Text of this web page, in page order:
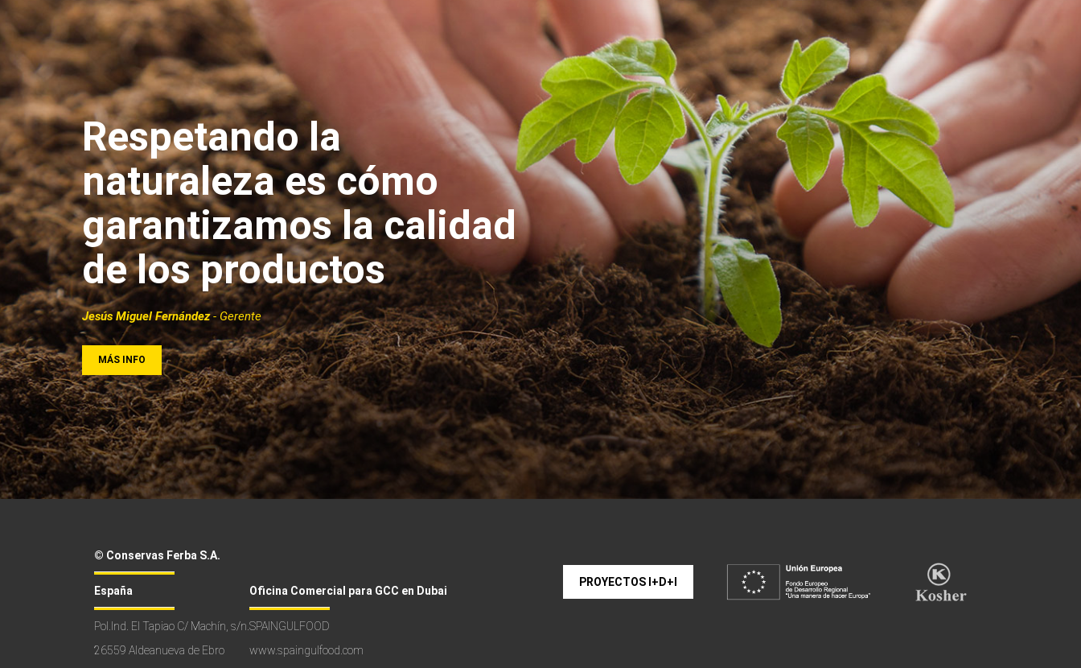
Respetando la
naturaleza es cómo
garantizamos la calidad
de los productos
Jesús Miguel Fernández- Gerente
MÁS INFO
© Conservas Ferba S.A.
España
Pol.Ind. El Tapiao C/ Machín, s/n.
26559 Aldeanueva de Ebro
Oficina Comercial para GCC en Dubai
SPAINGULFOOD
www.spaingulfood.com
PROYECTOS I+D+I